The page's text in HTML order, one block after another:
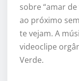
sobre “amar
ao próximo
te vejam. A
videoclipe
Verde.